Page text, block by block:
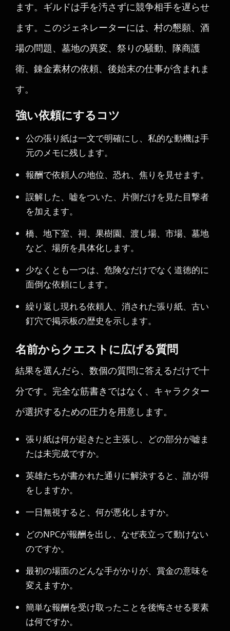
ます。ギルドは手を汚さずに競争相手を遅らせ
ます。このジェネレーターには、村の懇願、酒
場の問題、墓地の異変、祭りの騒動、隊商護
衛、錬金素材の依頼、後始末の仕事が含まれま
す。
強い依頼にするコツ
公の張り紙は一文で明確にし、私的な動機は手
元のメモに残します。
報酬で依頼人の地位、恐れ、焦りを見せます。
誤解した、嘘をついた、片側だけを見た目撃者
を加えます。
橋、地下室、祠、果樹園、渡し場、市場、墓地
など、場所を具体化します。
少なくとも一つは、危険なだけでなく道徳的に
面倒な依頼にします。
繰り返し現れる依頼人、消された張り紙、古い
釘穴で掲示板の歴史を示します。
名前からクエストに広げる質問
結果を選んだら、数個の質問に答えるだけで十
分です。完全な筋書きではなく、キャラクター
が選択するための圧力を用意します。
張り紙は何が起きたと主張し、どの部分が嘘ま
たは未完成ですか。
英雄たちが書かれた通りに解決すると、誰が得
をしますか。
一日無視すると、何が悪化しますか。
どのNPCが報酬を出し、なぜ表立って動けない
のですか。
最初の場面のどんな手がかりが、賞金の意味を
変えますか。
簡単な報酬を受け取ったことを後悔させる要素
は何ですか。